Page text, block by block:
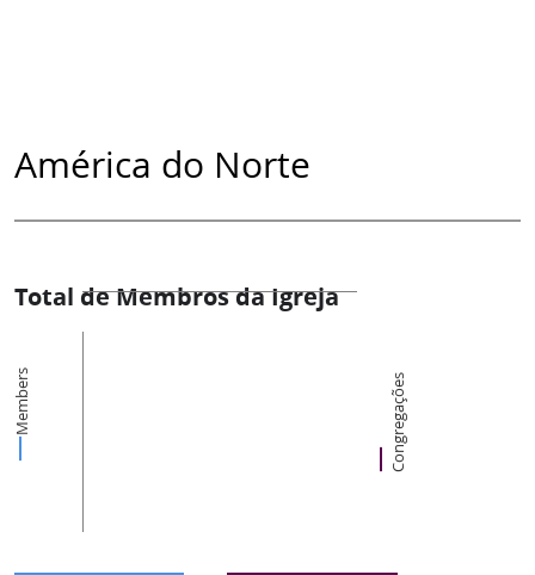
América do Norte
Total de Membros da Igreja
Members Congregações